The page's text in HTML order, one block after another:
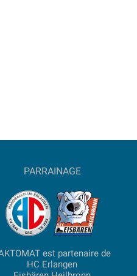
PARRAINAGE
est partenaire de
HC Erlangen